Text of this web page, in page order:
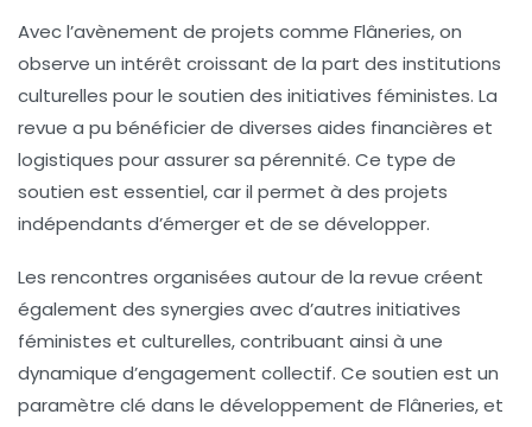
Avec l’avènement de projets comme Flâneries, on
observe un intérêt croissant de la part des institutions
culturelles pour le soutien des initiatives féministes. La
revue a pu bénéficier de diverses aides financières et
logistiques pour assurer sa pérennité. Ce type de
soutien est essentiel, car il permet à des projets
indépendants d’émerger et de se développer.
Les rencontres organisées autour de la revue créent
également des synergies avec d’autres initiatives
féministes et culturelles, contribuant ainsi à une
dynamique d’engagement collectif. Ce soutien est un
paramètre clé dans le développement de Flâneries, et